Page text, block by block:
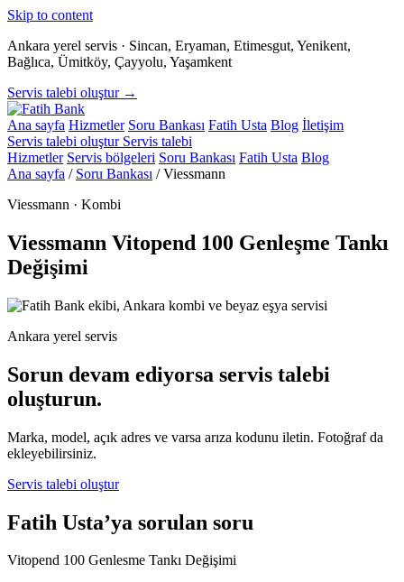
Skip to content
Ankara yerel servis · Sincan, Eryaman, Etimesgut, Yenikent,
Bağlıca, Ümitköy, Çayyolu, Yaşamkent
Servis talebi oluştur →
Ana sayfa Hizmetler Soru Bankası Fatih Usta Blog İletişim
Servis talebi oluştur Servis talebi
Hizmetler Servis bölgeleri Soru Bankası Fatih Usta Blog
Ana sayfa / Soru Bankası / Viessmann
Viessmann · Kombi
Viessmann Vitopend 100 Genleşme Tankı
Değişimi
Ankara yerel servis
Sorun devam ediyorsa servis talebi
oluşturun.
Marka, model, açık adres ve varsa arıza kodunu iletin. Fotoğraf da
ekleyebilirsiniz.
Servis talebi oluştur
Fatih Usta’ya sorulan soru
Vitopend 100 Genlesme Tankı Değişimi